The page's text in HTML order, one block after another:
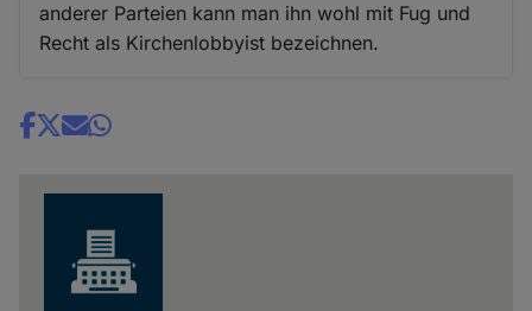
anderer Parteien kann man ihn wohl mit Fug und
Recht als Kirchenlobbyist bezeichnen.
Share